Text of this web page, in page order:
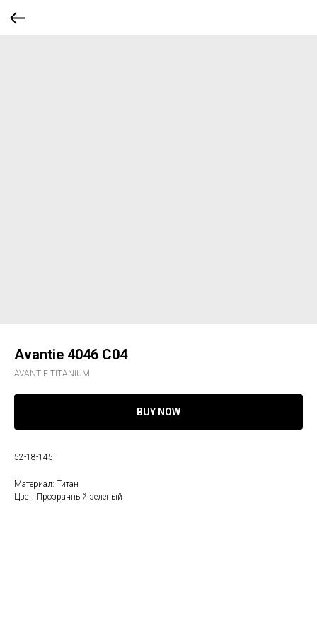
Avantie 4046 C04
AVANTIE TITANIUM
BUY NOW
52-18-145
Материал: Титан
Цвет: Прозрачный зеленый